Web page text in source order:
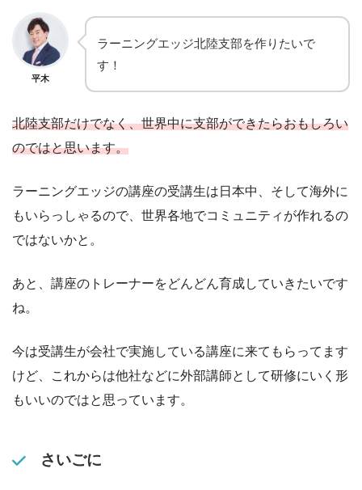
平木
ラーニングエッジ北陸支部を作りたいで
す！
北陸支部だけでなく、世界中に支部ができたらおもしろい
のではと思います。
ラーニングエッジの講座の受講生は日本中、そして海外に
もいらっしゃるので、世界各地でコミュニティが作れるの
ではないかと。
あと、講座のトレーナーをどんどん育成していきたいです
ね。
今は受講生が会社で実施している講座に来てもらってます
けど、これからは他社などに外部講師として研修にいく形
もいいのではと思っています。
さいごに